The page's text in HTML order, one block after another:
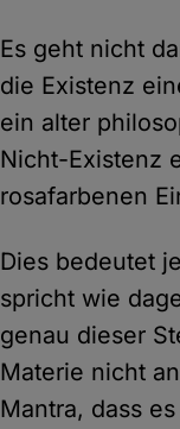
Es geht nicht
die Existenz
ein alter
Nicht-Existenz
rosafarbenen
Dies bedeutet
spricht wie
genau dieser
Materie nicht
Mantra, dass